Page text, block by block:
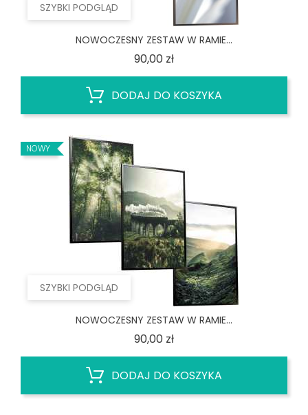
SZYBKI PODGLĄD
NOWOCZESNY ZESTAW W RAMIE...
90,00 złCena
DODAJ DO KOSZYKA
SZYBKI PODGLĄD
NOWY
NOWOCZESNY ZESTAW W RAMIE...
90,00 złCena
DODAJ DO KOSZYKA